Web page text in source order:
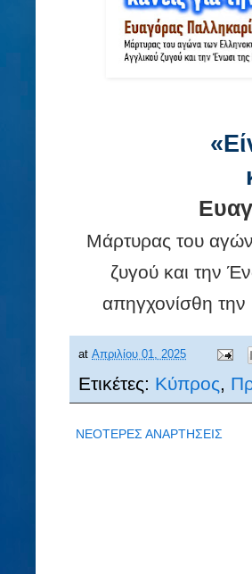
Μάρτυρας του
ζυγού και την
απηγχονίσθη
at Απριλίου 01, 2025
Ετικέτες: Κύπρος
ΝΕΟΤΕΡΕΣ ΑΝΑΡΤΗΣΕΙΣ